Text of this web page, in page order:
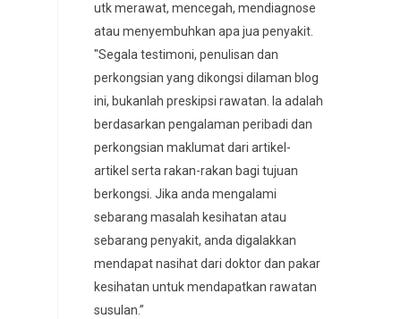
utk merawat, mencegah, mendiagnose
atau menyembuhkan apa jua penyakit.
"Segala testimoni, penulisan dan
perkongsian yang dikongsi dilaman blog
ini, bukanlah preskipsi rawatan. Ia adalah
berdasarkan pengalaman peribadi dan
perkongsian maklumat dari artikel-
artikel serta rakan-rakan bagi tujuan
berkongsi. Jika anda mengalami
sebarang masalah kesihatan atau
sebarang penyakit, anda digalakkan
mendapat nasihat dari doktor dan pakar
kesihatan untuk mendapatkan rawatan
susulan.”